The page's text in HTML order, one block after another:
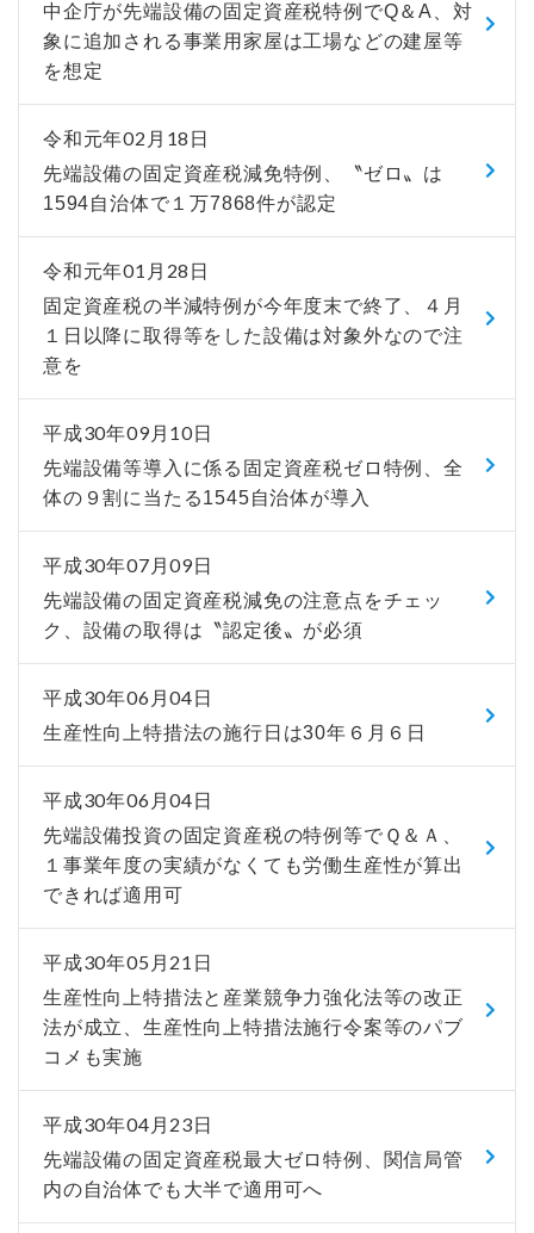
中企庁が先端設備の固定資産税特例でQ＆A、対
象に追加される事業用家屋は工場などの建屋等
を想定
令和元年02月18日
先端設備の固定資産税減免特例、〝ゼロ〟は
1594自治体で１万7868件が認定
令和元年01月28日
固定資産税の半減特例が今年度末で終了、４月
１日以降に取得等をした設備は対象外なので注
意を
平成30年09月10日
先端設備等導入に係る固定資産税ゼロ特例、全
体の９割に当たる1545自治体が導入
平成30年07月09日
先端設備の固定資産税減免の注意点をチェッ
ク、設備の取得は〝認定後〟が必須
平成30年06月04日
生産性向上特措法の施行日は30年６月６日
平成30年06月04日
先端設備投資の固定資産税の特例等でＱ＆Ａ、
１事業年度の実績がなくても労働生産性が算出
できれば適用可
平成30年05月21日
生産性向上特措法と産業競争力強化法等の改正
法が成立、生産性向上特措法施行令案等のパブ
コメも実施
平成30年04月23日
先端設備の固定資産税最大ゼロ特例、関信局管
内の自治体でも大半で適用可へ